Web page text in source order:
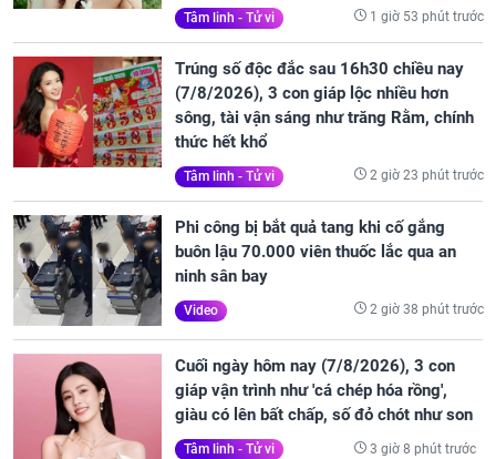
Tâm linh - Tử vi 1 giờ 53 phút trước
Trúng số độc đắc sau 16h30 chiều nay
(7/8/2026), 3 con giáp lộc nhiều hơn
sông, tài vận sáng như trăng Rằm, chính
thức hết khổ
Tâm linh - Tử vi 2 giờ 23 phút trước
Phi công bị bắt quả tang khi cố gắng
buôn lậu 70.000 viên thuốc lắc qua an
ninh sân bay
Video 2 giờ 38 phút trước
Cuối ngày hôm nay (7/8/2026), 3 con
giáp vận trình như 'cá chép hóa rồng',
giàu có lên bất chấp, số đỏ chót như son
Tâm linh - Tử vi 3 giờ 8 phút trước